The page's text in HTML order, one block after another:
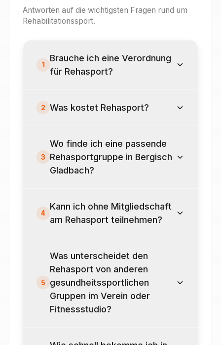
Antworten auf die wichtigsten Fragen rund um
Rehabilitationssport.
1
Brauche ich eine Verordnung
für Rehasport?
2 Was kostet Rehasport?
3
Wo finde ich eine passende
Rehasportgruppe in Bergisch
Gladbach?
4
Kann ich ohne Mitgliedschaft
am Rehasport teilnehmen?
5
Was unterscheidet den
Rehasport von anderen
gesundheitssportlichen
Gruppen im Verein oder
Fitnessstudio?